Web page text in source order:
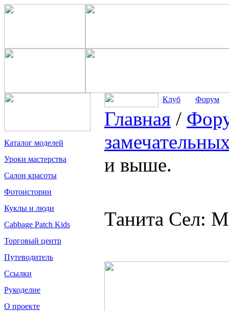
Каталог моделей
Уроки мастерства
Салон красоты
Фотоистории
Куклы и люди
Cabbage Patch Kids
Торговый центр
Путеводитель
Ссылки
Рукоделие
О проекте
Клуб Форум
Главная /
и выше.
Танита Сел: